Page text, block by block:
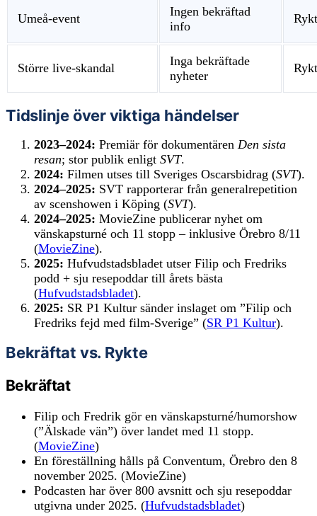
Umeå-event
Ingen bekräftad
info
Större live-skandal
Inga bekräftade
nyheter
Tidslinje över viktiga händelser
2023–2024: Premiär för dokumentären Den sista
resan; stor publik enligt SVT.
2024: Filmen utses till Sveriges Oscarsbidrag (SVT).
2024–2025: SVT rapporterar från generalrepetition
av scenshowen i Köping (SVT).
2024–2025: MovieZine publicerar nyhet om
vänskapsturné och 11 stopp – inklusive Örebro 8/11
(MovieZine).
2025: Hufvudstadsbladet utser Filip och Fredriks
podd + sju resepoddar till årets bästa
(Hufvudstadsbladet).
2025: SR P1 Kultur sänder inslaget om ”Filip och
Fredriks fejd med film-Sverige” (SR P1 Kultur).
Bekräftat vs. Rykte
Bekräftat
Filip och Fredrik gör en vänskapsturné/humorshow
(”Älskade vän”) över landet med 11 stopp.
(MovieZine)
En föreställning hålls på Conventum, Örebro den 8
november 2025. (MovieZine)
Podcasten har över 800 avsnitt och sju resepoddar
utgivna under 2025. (Hufvudstadsbladet)